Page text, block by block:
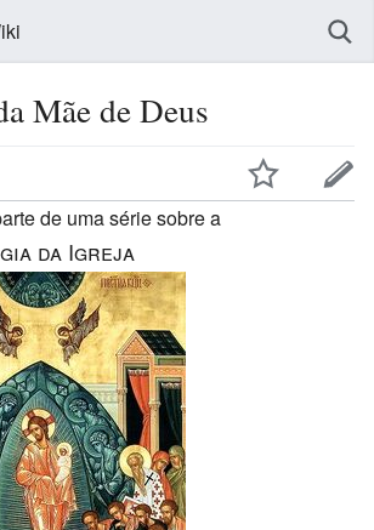
Mãe de Deus
de uma série sobre a
da Igreja